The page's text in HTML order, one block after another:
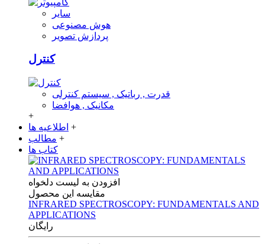
سایر
هوش مصنوعی
پردازش تصویر
کنترل
قدرت , رباتیک , سیستم کنترلی
مکانیک , هوافضا
+
اطلاعیه ها +
مطالب +
کتاب ها
افزودن به لیست دلخواه
مقایسه این محصول
INFRARED SPECTROSCOPY: FUNDAMENTALS AND
APPLICATIONS
رایگان